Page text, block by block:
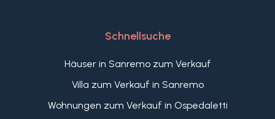
Schnellsuche
Häuser in Sanremo zum Verkauf
Villa zum Verkauf in Sanremo
Wohnungen zum Verkauf in Ospedaletti